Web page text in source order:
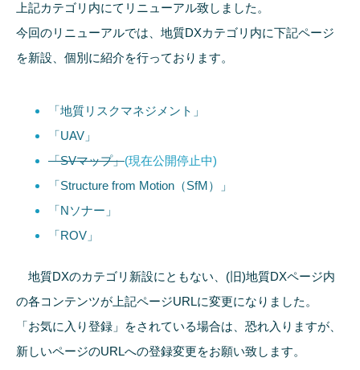
上記カテゴリ内にてリニューアル致しました。
今回のリニューアルでは、地質DXカテゴリ内に下記ページ
を新設、個別に紹介を行っております。
「地質リスクマネジメント」
「UAV」
「SVマップ」(現在公開停止中)
「Structure from Motion（SfM）」
「Nソナー」
「ROV」
地質DXのカテゴリ新設にともない、(旧)地質DXページ内
の各コンテンツが上記ページURLに変更になりました。
「お気に入り登録」をされている場合は、恐れ入りますが、
新しいページのURLへの登録変更をお願い致します。